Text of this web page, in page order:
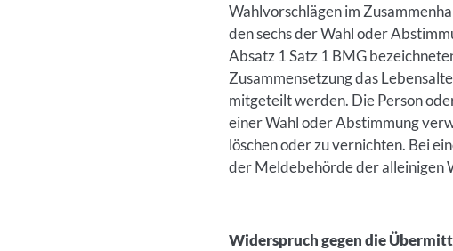
Wahlvorschlägen im
den sechs der Wahl oder
Absatz 1 Satz 1 BMG
Zusammensetzung das
mitgeteilt werden. Die Person
einer Wahl oder Abstimmung
löschen oder zu vernichten. Bei
der Meldebehörde der alleinigen
Widerspruch gegen die